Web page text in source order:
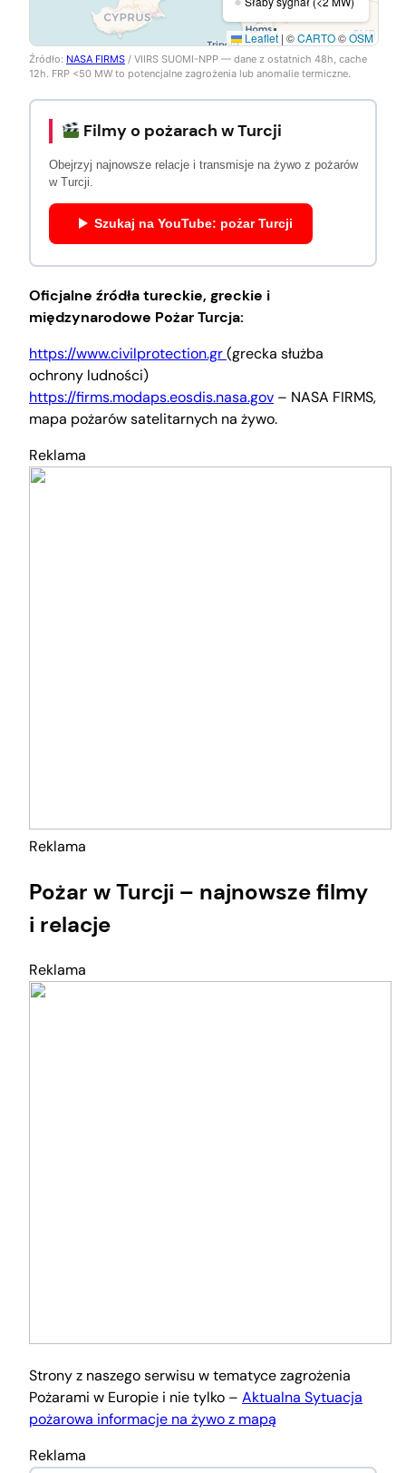
Leaflet | ©CARTO©OSM
Źródło: NASA FIRMS / VIIRS SUOMI-NPP — dane z ostatnich 48h, cache
12h. FRP <50 MW to potencjalne zagrożenia lub anomalie termiczne.
Filmy o pożarach w Turcji
Obejrzyj najnowsze relacje i transmisje na żywo z pożarów
w Turcji.
Szukaj na YouTube: pożar Turcji
Oficjalne źródła tureckie, greckie i
międzynarodowe Pożar Turcja:
https://www.civilprotection.gr(grecka służba
ochrony ludności)
https://firms.modaps.eosdis.nasa.gov – NASA FIRMS,
mapa pożarów satelitarnych na żywo.
Reklama
Reklama
Pożar w Turcji – najnowsze filmy
i relacje
Reklama
Strony z naszego serwisu w tematyce zagrożenia
Pożarami w Europie i nie tylko – Aktualna Sytuacja
pożarowa informacje na żywo z mapą
Reklama